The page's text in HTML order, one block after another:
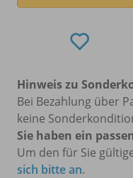
Hinweis zu
Bei Bezahlung über
keine
Sie haben ein
Um den für Sie
sich bitte an.